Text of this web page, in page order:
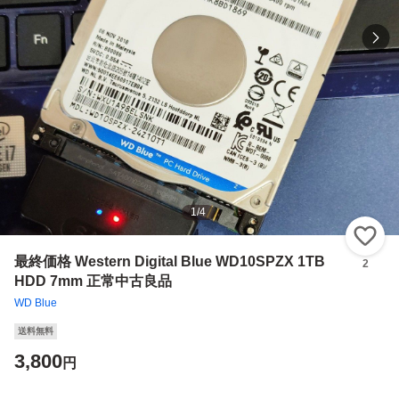
1/4
最終価格 Western Digital Blue WD10SPZX 1TB
HDD 7mm 正常中古良品
WD Blue
2
送料無料
3,800円